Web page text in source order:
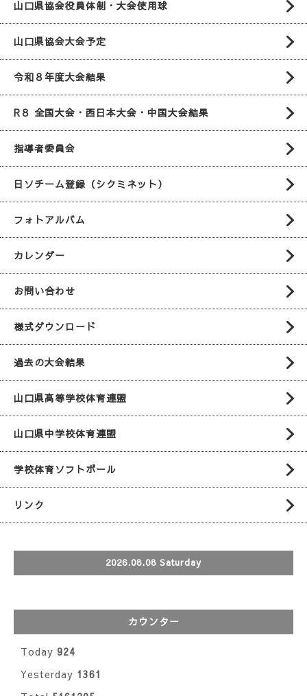
山口県協会役員体制・大会使用球
山口県協会大会予定
令和８年度大会結果
R８ 全国大会・西日本大会・中国大会結果
指導者委員会
日ソチーム登録（シクミネット）
フォトアルバム
カレンダー
お問い合わせ
様式ダウンロード
過去の大会結果
山口県高等学校体育連盟
山口県中学校体育連盟
学校体育ソフトボール
リンク
2026.08.08 Saturday
カウンター
Today 924
Yesterday 1361